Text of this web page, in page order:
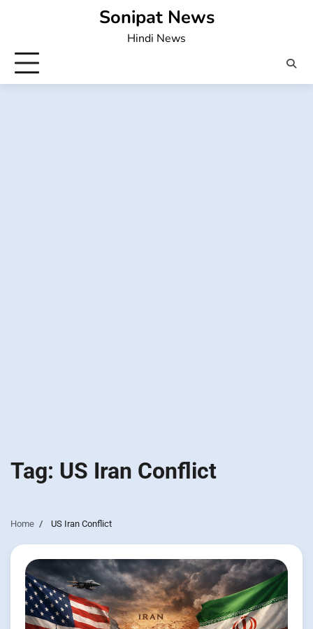
Sonipat News
Hindi News
Tag: US Iran Conflict
Home US Iran Conflict